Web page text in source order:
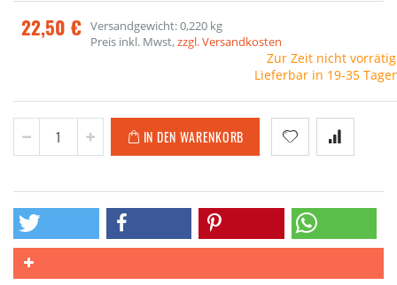
22,50 € Versandgewicht: 0,220 kg
Preis inkl. Mwst,zzgl. Versandkosten
Zur Zeit nicht
Lieferbar in 19-35
IN DEN WARENKORB